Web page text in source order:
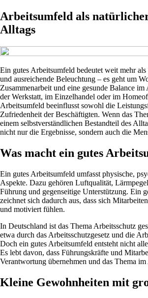
Arbeitsumfeld als
Alltags
Ein gutes Arbeitsumfeld bedeutet weit mehr
und ausreichende Beleuchtung – es geht um
Zusammenarbeit und eine gesunde Balance
der Werkstatt, im Einzelhandel oder im
Arbeitsumfeld beeinflusst sowohl die
Zufriedenheit der Beschäftigten. Wenn das
einem selbstverständlichen Bestandteil des
nicht nur die Ergebnisse, sondern auch die
Was macht ein gutes
Ein gutes Arbeitsumfeld umfasst physische,
Aspekte. Dazu gehören Luftqualität,
Führung und gegenseitige Unterstützung. Ein
zeichnet sich dadurch aus, dass sich
und motiviert fühlen.
In Deutschland ist das Thema Arbeitsschutz
etwa durch das Arbeitsschutzgesetz und die
Doch ein gutes Arbeitsumfeld entsteht nicht
Es lebt davon, dass Führungskräfte und
Verantwortung übernehmen und das Thema
Kleine Gewohnheiten mit